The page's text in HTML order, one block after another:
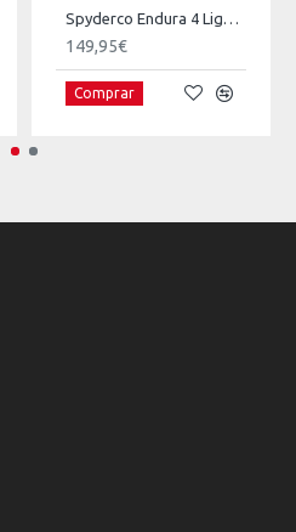
Spyderco Endura 4 Lightweight Full-Flat
149,95€
Comprar